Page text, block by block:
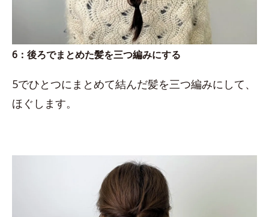
6：後ろでまとめた髪を三つ編みにする
5でひとつにまとめて結んだ髪を三つ編みにして、
ほぐします。